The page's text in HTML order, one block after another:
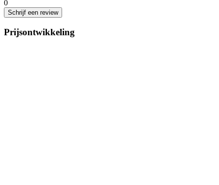
0
Schrijf een review
Prijsontwikkeling